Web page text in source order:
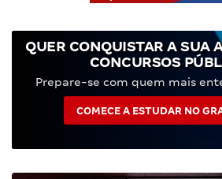
QUER CONQUISTAR A SUA
CONCURSOS
Prepare-se com quem mais
COMECE A ESTUDAR NO